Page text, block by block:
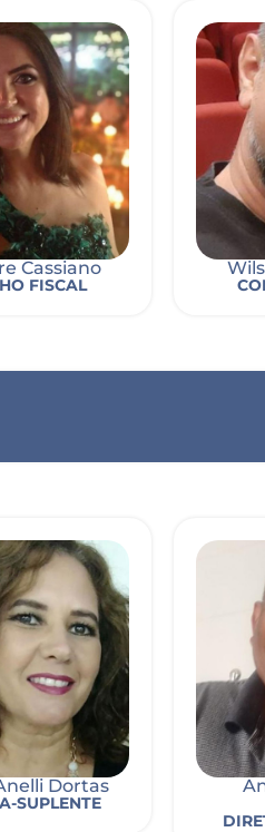
Cassiano
FISCAL
Dortas
SUPLENTE